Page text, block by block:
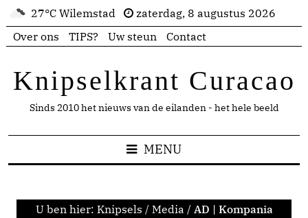
27°C Wilemstad
zaterdag, 8 augustus 2026
Over ons
TIPS? Uw steun Contact
Knipselkrant Curacao
Sinds 2010 het nieuws van de eilanden - het hele beeld
MENU
U ben hier: Knipsels / Media / AD | Kompania